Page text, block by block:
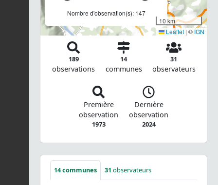
Nombre d'observation(s): 147
10 km
Leaflet | ©IGN
189
observations
14
communes
31
observateurs
Première
observation
1973
Dernière
observation
2024
14communes 31 observateurs